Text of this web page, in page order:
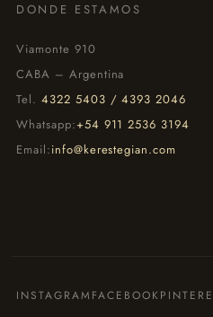
DONDE ESTAMOS
Viamonte 910
CABA – Argentina
Tel. 4322 5403 / 4393 2046
Whatsapp:+54 911 2536 3194
Email:info@kerestegian.com
INSTAGRAM FACEBOOK